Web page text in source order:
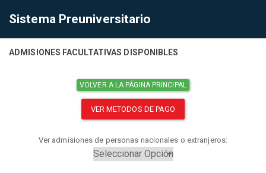
Sistema Preuniversitario
ADMISIONES FACULTATIVAS DISPONIBLES
VOLVER A LA PÁGINA PRINCIPAL
VER METODOS DE PAGO
Ver admisiones de personas nacionales o extranjeros: